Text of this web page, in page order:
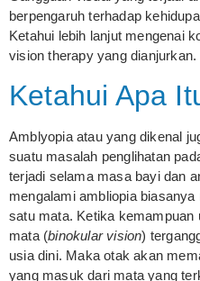
berpengaruh terhadap
Ketahui lebih lanjut mengenai
vision therapy yang dianjurkan.
Ketahui Apa
Amblyopia atau yang dikenal
suatu masalah penglihatan
terjadi selama masa bayi dan
mengalami ambliopia
satu mata. Ketika
mata (binokular vision)
usia dini. Maka otak akan
yang masuk dari mata yang